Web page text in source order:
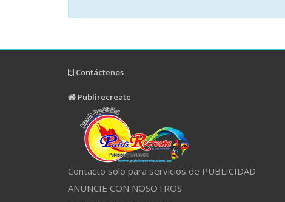
Contáctenos
Publirecreate
Contacto solo para servicios de PUBLICIDAD
ANUNCIE CON NOSOTROS